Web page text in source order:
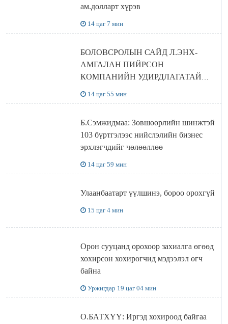
ам.долларт хүрэв
14 цаг 7 мин
БОЛОВСРОЛЫН САЙД Л.ЭНХ-
АМГАЛАН ПИЙРСОН
КОМПАНИЙН УДИРДЛАГАТАЙ
14 цаг 55 мин
Б.Сэмжидмаа: Зөвшөөрлийн шинжтэй
103 бүртгэлээс нийслэлийн бизнес
эрхлэгчдийг чөлөөллөө
14 цаг 59 мин
Улаанбаатарт үүлшинэ, бороо орохгүй
15 цаг 4 мин
Орон сууцанд орохоор захиалга өгөөд
хохирсон хохирогчид мэдээлэл өгч
байна
Уржигдар 19 цаг 04 мин
О.БАТХҮҮ: Иргэд хохироод байгаа